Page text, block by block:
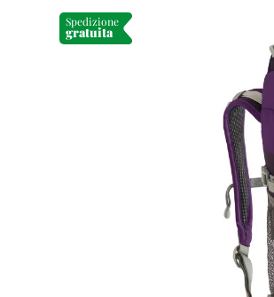
Spedizione
gratuita